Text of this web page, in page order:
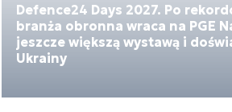
Defence24 Days 2027. Po
branża obronna wraca na PGE
jeszcze większą wystawą i
Ukrainy